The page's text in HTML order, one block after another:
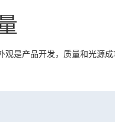
是产品开发，质量和光源